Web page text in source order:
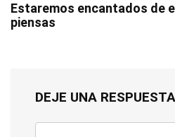
Estaremos encantados de
piensas
DEJE UNA RESPUESTA